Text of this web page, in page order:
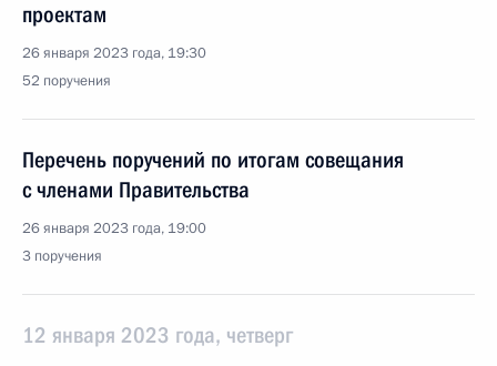
проектам
26 января 2023 года, 19:30
52 поручения
Перечень поручений по итогам совещания
с членами Правительства
26 января 2023 года, 19:00
3 поручения
12 января 2023 года, четверг